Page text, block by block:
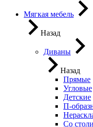
Мягкая мебель
Назад
Диваны
Назад
Прямые
Угловые
Детские
П-
Со